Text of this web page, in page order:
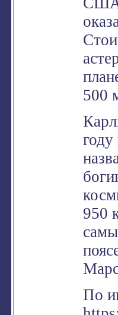
500
950
По